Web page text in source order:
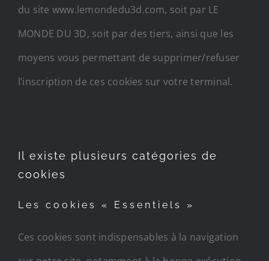
du site www.lemondedu3d.com, soit par LE
MONDE DU 3D, soit par des tiers, ainsi que les
moyens vous permettant de supprimer/refuser
l’inscription de ces cookies sur votre terminal.
Il existe plusieurs catégories de
cookies
Les cookies « Essentiels »
Ces cookies sont indispensables à la navigation